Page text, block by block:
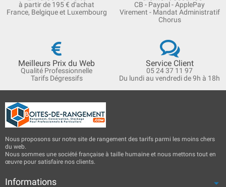
à partir de 195 € d'achat
France, Belgique et Luxembourg
CB - Paypal - ApplePay
Virement - Mandat Administratif
Chorus
Meilleurs Prix du Web
Qualité Professionnelle
Tarifs Dégressifs
Service Client
05 24 37 11 97
Du lundi au vendredi de 9h à 18h
Nous proposons sur notre site de rangement des tarifs parmi les moins chers
du web.
Nous sommes une société française à taille humaine et nous mettons tout en
œuvre pour satisfaire nos clients.
Informations